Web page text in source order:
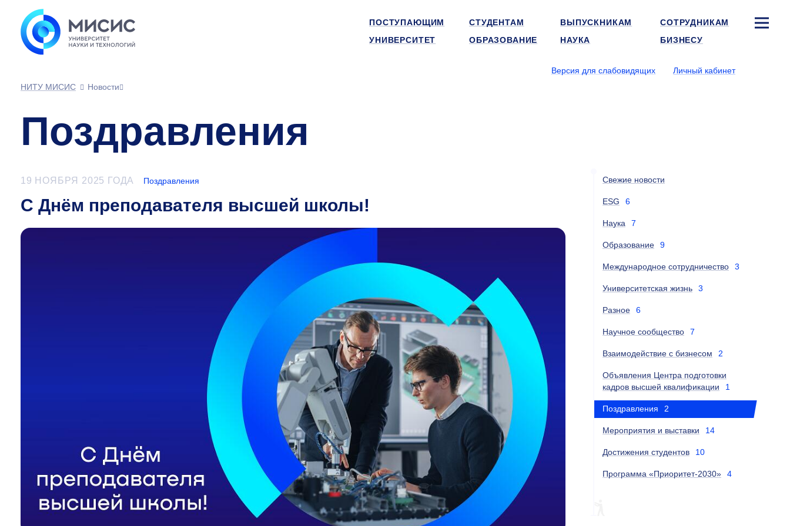
ПОСТУПАЮЩИМ СТУДЕНТАМ ВЫПУСКНИКАМ
СОТРУДНИКАМ
УНИВЕРСИТЕТ
ОБРАЗОВАНИЕ НАУКА БИЗНЕСУ
Версия для слабовидящих
Личный кабинет
НИТУ МИСИС
Новости
Поздравления
19 НОЯБРЯ 2025 ГОДА Поздравления
С Днём преподавателя высшей школы!
Свежие новости
ESG 6
Наука 7
Образование 9
Международное сотрудничество 3
Университетская жизнь 3
Разное 6
Научное сообщество 7
Взаимодействие с бизнесом 2
Объявления Центра подготовки
кадров высшей квалификации
1
Поздравления 2
Мероприятия и выставки 14
Достижения студентов 10
Программа «Приоритет-2030» 4